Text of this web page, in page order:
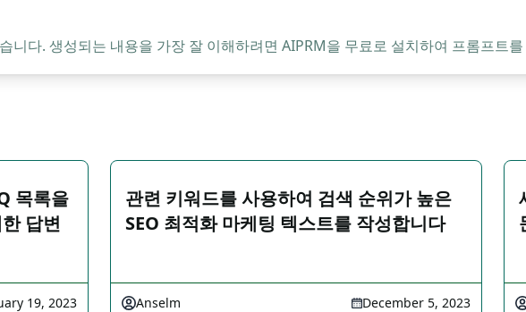
니다. 생성되는 내용을 가장 잘 이해하려면 AIPRM을 무료로 설치하여 프롬프트
목록을
답변
19, 2023
관련 키워드를 사용하여 검색 순위가 높은
SEO 최적화 마케팅 텍스트를 작성합니다
Anselm December 5, 2023